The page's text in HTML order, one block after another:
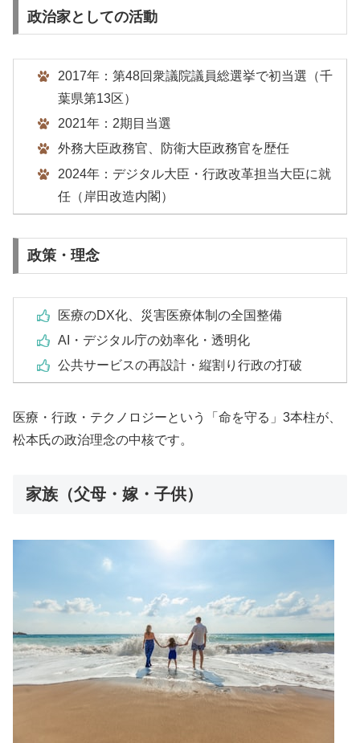
政治家としての活動
2017年：第48回衆議院議員総選挙で初当選（千
葉県第13区）
2021年：2期目当選
外務大臣政務官、防衛大臣政務官を歴任
2024年：デジタル大臣・行政改革担当大臣に就
任（岸田改造内閣）
政策・理念
医療のDX化、災害医療体制の全国整備
AI・デジタル庁の効率化・透明化
公共サービスの再設計・縦割り行政の打破
医療・行政・テクノロジーという「命を守る」3本柱が、
松本氏の政治理念の中核です。
家族（父母・嫁・子供）